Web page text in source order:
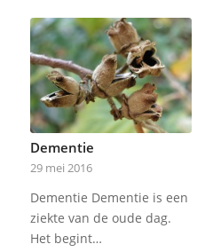
Dementie
29 mei 2016
Dementie Dementie is een
ziekte van de oude dag.
Het begint…